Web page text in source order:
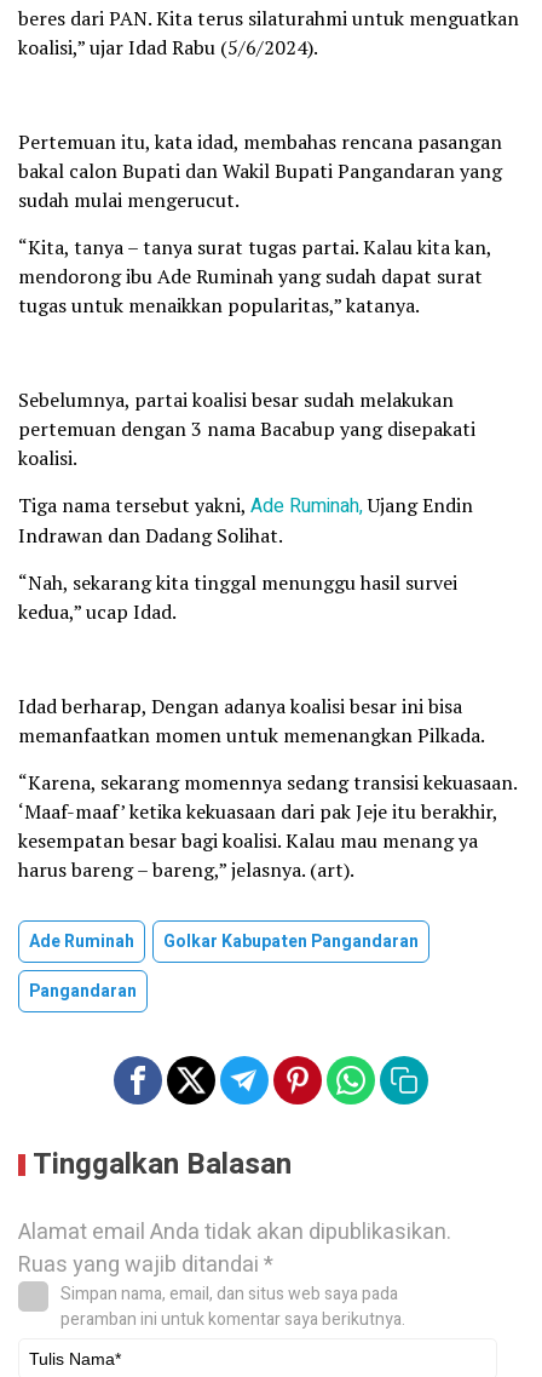
beres dari PAN. Kita terus silaturahmi untuk menguatkan
koalisi,” ujar Idad Rabu (5/6/2024).
Pertemuan itu, kata idad, membahas rencana pasangan
bakal calon Bupati dan Wakil Bupati Pangandaran yang
sudah mulai mengerucut.
“Kita, tanya – tanya surat tugas partai. Kalau kita kan,
mendorong ibu Ade Ruminah yang sudah dapat surat
tugas untuk menaikkan popularitas,” katanya.
Sebelumnya, partai koalisi besar sudah melakukan
pertemuan dengan 3 nama Bacabup yang disepakati
koalisi.
Tiga nama tersebut yakni, Ade Ruminah,Ujang Endin
Indrawan dan Dadang Solihat.
“Nah, sekarang kita tinggal menunggu hasil survei
kedua,” ucap Idad.
Idad berharap, Dengan adanya koalisi besar ini bisa
memanfaatkan momen untuk memenangkan Pilkada.
“Karena, sekarang momennya sedang transisi kekuasaan.
‘Maaf-maaf’ ketika kekuasaan dari pak Jeje itu berakhir,
kesempatan besar bagi koalisi. Kalau mau menang ya
harus bareng – bareng,” jelasnya. (art).
Ade Ruminah
Golkar Kabupaten Pangandaran
Pangandaran
Tinggalkan Balasan
Alamat email Anda tidak akan dipublikasikan.
Ruas yang wajib ditandai*
Simpan nama, email, dan situs web saya pada
peramban ini untuk komentar saya berikutnya.